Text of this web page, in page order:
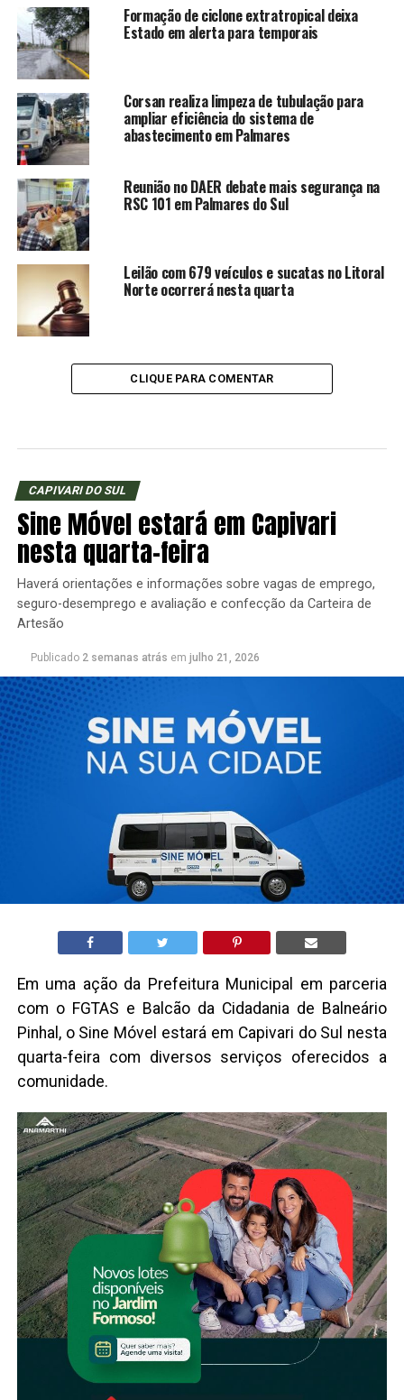
Formação de ciclone extratropical deixa
Estado em alerta para temporais
Corsan realiza limpeza de tubulação para
ampliar eficiência do sistema de
abastecimento em Palmares
Reunião no DAER debate mais segurança na
RSC 101 em Palmares do Sul
Leilão com 679 veículos e sucatas no Litoral
Norte ocorrerá nesta quarta
CLIQUE PARA COMENTAR
CAPIVARI DO SUL
Sine Móvel estará em Capivari
nesta quarta-feira
Haverá orientações e informações sobre vagas de emprego,
seguro-desemprego e avaliação e confecção da Carteira de
Artesão
Publicado 2 semanas atrás em julho 21, 2026
Em uma ação da Prefeitura Municipal em parceria
com o FGTAS e Balcão da Cidadania de Balneário
Pinhal, o Sine Móvel estará em Capivari do Sul nesta
quarta-feira com diversos serviços oferecidos a
comunidade.